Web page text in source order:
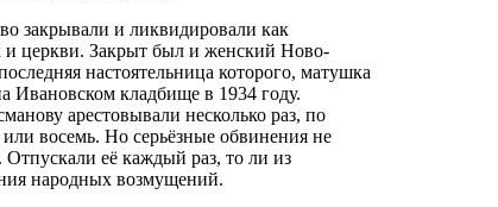
закрывали и ликвидировали как
и церкви. Закрыт был и женский Ново-
настоятельница которого, матушка
Ивановском кладбище в 1934 году.
арестовывали несколько раз, по
восемь. Но серьёзные обвинения не
её каждый раз, то ли из
народных возмущений.